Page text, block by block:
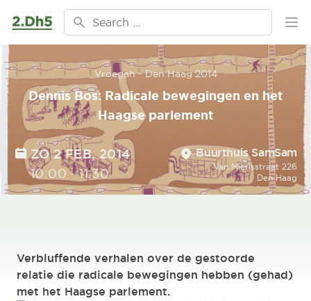
Ga naar de inhoud
Search for:
Vroegah - Den Haag 2014
Dennis Bos: Radicale bewegingen en het
Haagse parlement
DATE
ZO 2 FEB, 2014
TIME
10:00-11:30
Location
Buurthuis SamSam
Van Mierisstraat 226
Den Haag
Verbluffende verhalen over de gestoorde
relatie die radicale bewegingen hebben (gehad)
met het Haagse parlement.